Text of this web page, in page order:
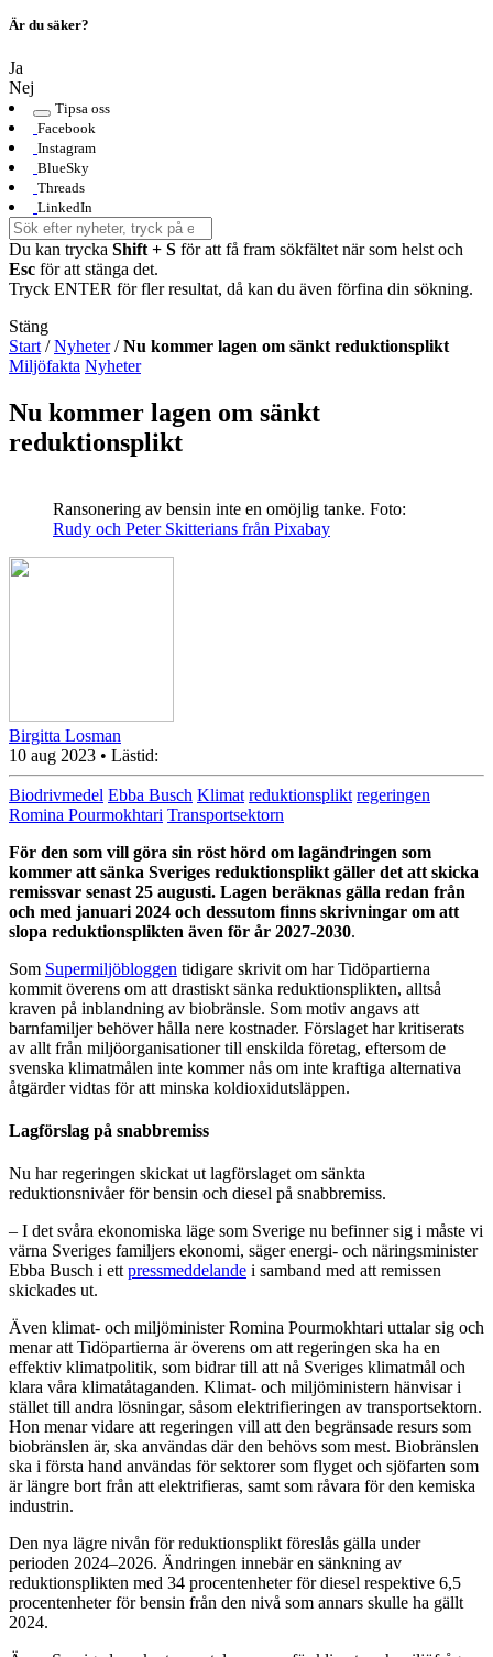
Är du säker?
Ja
Nej
Tipsa oss
Facebook
Instagram
BlueSky
Threads
LinkedIn
Du kan trycka Shift + S för att få fram sökfältet när som helst och
Esc för att stänga det.
Tryck ENTER för fler resultat, då kan du även förfina din sökning.
Stäng
Start /Nyheter/Nu kommer lagen om sänkt reduktionsplikt
Miljöfakta Nyheter
Nu kommer lagen om sänkt
reduktionsplikt
Ransonering av bensin inte en omöjlig tanke. Foto:
Rudy och Peter Skitterians från Pixabay
Birgitta Losman
10 aug 2023 • Lästid:
Biodrivmedel Ebba Busch Klimat reduktionsplikt regeringen
Romina Pourmokhtari Transportsektorn
För den som vill göra sin röst hörd om lagändringen som
kommer att sänka Sveriges reduktionsplikt gäller det att skicka
remissvar senast 25 augusti. Lagen beräknas gälla redan från
och med januari 2024 och dessutom finns skrivningar om att
slopa reduktionsplikten även för år 2027-2030.
Som Supermiljöbloggen tidigare skrivit om har Tidöpartierna
kommit överens om att drastiskt sänka reduktionsplikten, alltså
kraven på inblandning av biobränsle. Som motiv angavs att
barnfamiljer behöver hålla nere kostnader. Förslaget har kritiserats
av allt från miljöorganisationer till enskilda företag, eftersom de
svenska klimatmålen inte kommer nås om inte kraftiga alternativa
åtgärder vidtas för att minska koldioxidutsläppen.
Lagförslag på snabbremiss
Nu har regeringen skickat ut lagförslaget om sänkta
reduktionsnivåer för bensin och diesel på snabbremiss.
– I det svåra ekonomiska läge som Sverige nu befinner sig i måste vi
värna Sveriges familjers ekonomi, säger energi- och näringsminister
Ebba Busch i ett pressmeddelande i samband med att remissen
skickades ut.
Även klimat- och miljöminister Romina Pourmokhtari uttalar sig och
menar att Tidöpartierna är överens om att regeringen ska ha en
effektiv klimatpolitik, som bidrar till att nå Sveriges klimatmål och
klara våra klimatåtaganden. Klimat- och miljöministern hänvisar i
stället till andra lösningar, såsom elektrifieringen av transportsektorn.
Hon menar vidare att regeringen vill att den begränsade resurs som
biobränslen är, ska användas där den behövs som mest. Biobränslen
ska i första hand användas för sektorer som flyget och sjöfarten som
är längre bort från att elektrifieras, samt som råvara för den kemiska
industrin.
Den nya lägre nivån för reduktionsplikt föreslås gälla under
perioden 2024–2026. Ändringen innebär en sänkning av
reduktionsplikten med 34 procentenheter för diesel respektive 6,5
procentenheter för bensin från den nivå som annars skulle ha gällt
2024.